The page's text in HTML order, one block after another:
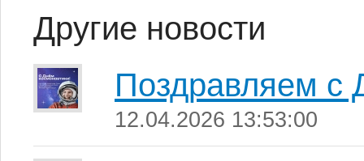
Другие новости
Поздравляем с
12.04.2026 13:53:00